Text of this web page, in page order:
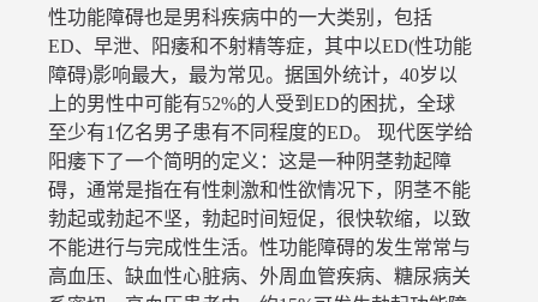
性功能障碍也是男科疾病中的一大类别，包括
ED、早泄、阳痿和不射精等症，其中以ED(性功能
障碍)影响最大，最为常见。据国外统计，40岁以
上的男性中可能有52%的人受到ED的困扰，全球
至少有1亿名男子患有不同程度的ED。 现代医学给
阳痿下了一个简明的定义：这是一种阴茎勃起障
碍，通常是指在有性刺激和性欲情况下，阴茎不能
勃起或勃起不坚，勃起时间短促，很快软缩，以致
不能进行与完成性生活。性功能障碍的发生常常与
高血压、缺血性心脏病、外周血管疾病、糖尿病关